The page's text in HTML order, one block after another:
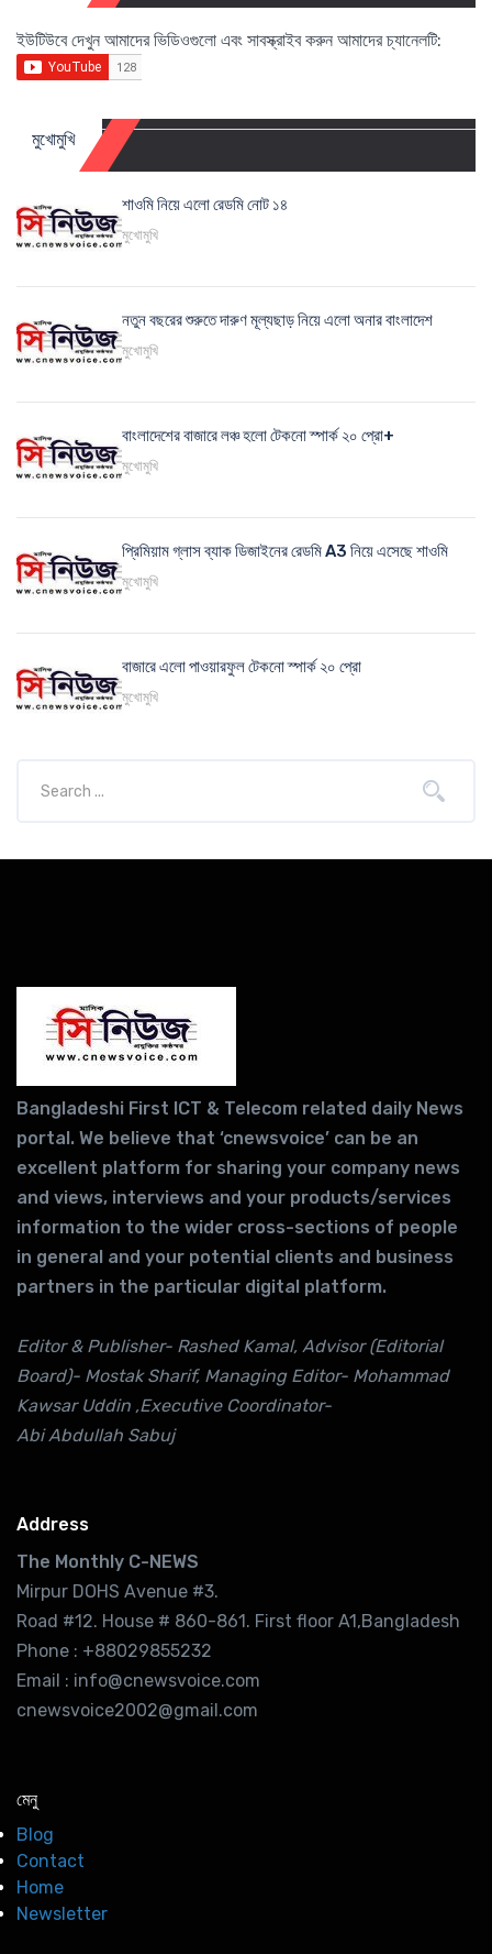
ইউটিউবে দেখুন আমাদের ভিডিওগুলো এবং সাবস্ক্রাইব করুন আমাদের চ্যানেলটি:
মুখোমুখি
শাওমি নিয়ে এলো রেডমি নোট ১৪
মুখোমুখি
নতুন বছরের শুরুতে দারুণ মূল্যছাড় নিয়ে এলো অনার বাংলাদেশ
মুখোমুখি
বাংলাদেশের বাজারে লঞ্চ হলো টেকনো স্পার্ক ২০ প্রো+
মুখোমুখি
প্রিমিয়াম গ্লাস ব্যাক ডিজাইনের রেডমি A3 নিয়ে এসেছে শাওমি
মুখোমুখি
বাজারে এলো পাওয়ারফুল টেকনো স্পার্ক ২০ প্রো
মুখোমুখি
Bangladeshi First ICT & Telecom related daily News
portal. We believe that ‘cnewsvoice’ can be an
excellent platform for sharing your company news
and views, interviews and your products/services
information to the wider cross-sections of people
in general and your potential clients and business
partners in the particular digital platform.
Editor & Publisher- Rashed Kamal, Advisor (Editorial
Board)- Mostak Sharif, Managing Editor- Mohammad
Kawsar Uddin ,Executive Coordinator-
Abi Abdullah Sabuj
Address
The Monthly C-NEWS
Mirpur DOHS Avenue #3.
Road #12. House # 860-861. First floor A1,Bangladesh
Phone : +88029855232
Email : info@cnewsvoice.com
cnewsvoice2002@gmail.com
মেনু
Blog
Contact
Home
Newsletter